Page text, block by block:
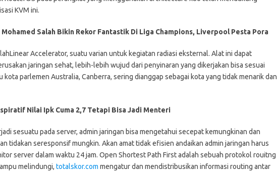
KVM ini.
Salah Bikin Rekor Fantastik Di Liga Champions, Liverpool Pesta Pora
Accelerator, suatu varian untuk kegiatan radiasi eksternal. Alat ini dapat
jaringan sehat, lebih-lebih wujud dari penyinaran yang dikerjakan bisa sesuai
kota parlemen Australia, Canberra, sering dianggap sebagai kota yang tidak menarik dan
Nilai Ipk Cuma 2,7 Tetapi Bisa Jadi Menteri
sesuatu pada server, admin jaringan bisa mengetahui secepat kemungkinan dan
tidakan seresponsif mungkin. Akan amat tidak efisien andaikan admin jaringan harus
server dalam waktu 24 jam. Open Shortest Path First adalah sebuah protokol rouitng
melindungi, totalskor.com mengatur dan mendistribusikan informasi routing antar